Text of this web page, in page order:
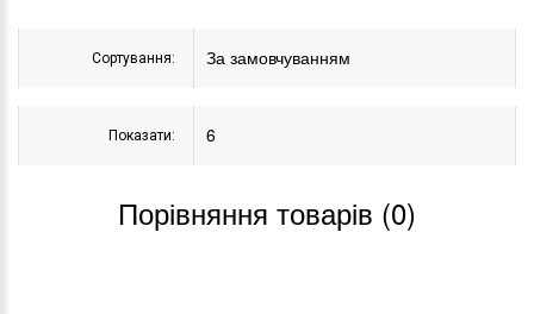
Сортування:
Показати:
Порівняння товарів (0)